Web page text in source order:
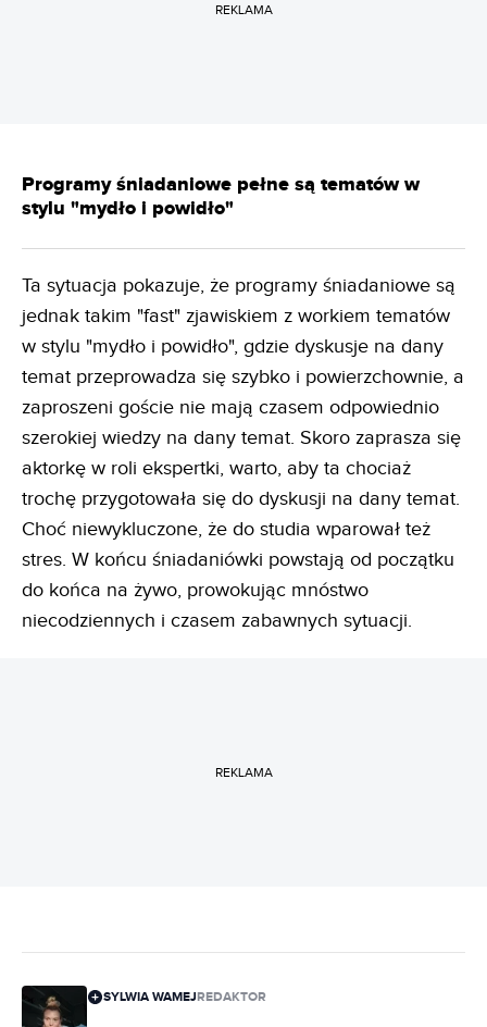
REKLAMA
Programy śniadaniowe pełne są tematów w
stylu "mydło i powidło"
Ta sytuacja pokazuje, że programy śniadaniowe są
jednak takim "fast" zjawiskiem z workiem tematów
w stylu "mydło i powidło", gdzie dyskusje na dany
temat przeprowadza się szybko i powierzchownie, a
zaproszeni goście nie mają czasem odpowiednio
szerokiej wiedzy na dany temat. Skoro zaprasza się
aktorkę w roli ekspertki, warto, aby ta chociaż
trochę przygotowała się do dyskusji na dany temat.
Choć niewykluczone, że do studia wparował też
stres. W końcu śniadaniówki powstają od początku
do końca na żywo, prowokując mnóstwo
niecodziennych i czasem zabawnych sytuacji.
REKLAMA
SYLWIA WAMEJREDAKTOR